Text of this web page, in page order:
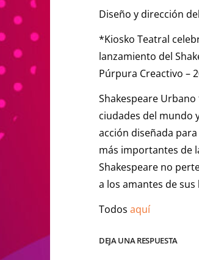
Diseño y dirección
*Kiosko Teatral
lanzamiento del
Púrpura Creactivo –
Shakespeare
ciudades del mundo
acción diseñada
más importantes de
Shakespeare no
a los amantes de sus
Todos aquí
DEJA UNA RESPUESTA